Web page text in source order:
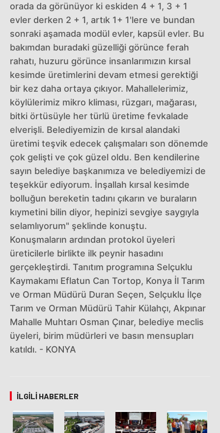
orada da görünüyor ki eskiden 4 + 1, 3 + 1
evler derken 2 + 1, artık 1+ 1'lere ve bundan
sonraki aşamada modül evler, kapsül evler. Bu
bakımdan buradaki güzelliği görünce ferah
rahatı, huzuru görünce insanlarımızın kırsal
kesimde üretimlerini devam etmesi gerektiği
bir kez daha ortaya çıkıyor. Mahallelerimiz,
köylülerimiz mikro kliması, rüzgarı, mağarası,
bitki örtüsüyle her türlü üretime fevkalade
elverişli. Belediyemizin de kırsal alandaki
üretimi teşvik edecek çalışmaları son dönemde
çok gelişti ve çok güzel oldu. Ben kendilerine
sayın belediye başkanımıza ve belediyemizi de
teşekkür ediyorum. İnşallah kırsal kesimde
bolluğun bereketin tadını çıkarın ve buraların
kıymetini bilin diyor, hepinizi sevgiye saygıyla
selamlıyorum" şeklinde konuştu.
Konuşmaların ardından protokol üyeleri
üreticilerle birlikte ilk peynir hasadını
gerçekleştirdi. Tanıtım programına Selçuklu
Kaymakamı Eflatun Can Tortop, Konya İl Tarım
ve Orman Müdürü Duran Seçen, Selçuklu İlçe
Tarım ve Orman Müdürü Tahir Külahçı, Akpınar
Mahalle Muhtarı Osman Çınar, belediye meclis
üyeleri, birim müdürleri ve basın mensupları
katıldı. - KONYA
İLGILI HABERLER